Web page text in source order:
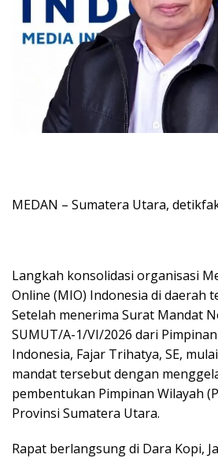
MEDAN – Sumatera Utara,
Langkah konsolidasi organisasi
Online (MIO) Indonesia di daerah
Setelah menerima Surat Mandat
SUMUT/A-1/VI/2026 dari
Indonesia, Fajar Trihatya, SE,
mandat tersebut dengan
pembentukan Pimpinan Wilayah
Provinsi Sumatera Utara.
Rapat berlangsung di Dara Kopi,